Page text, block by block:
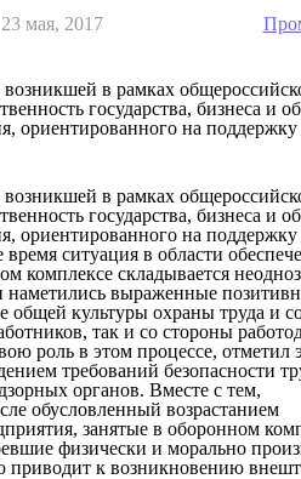
23 мая, 2017
в рамках
государства, бизнеса и
ориентированного на
в рамках
государства, бизнеса и
ориентированного на поддержку
ситуация в области
комплексе складывается
наметились выраженные
культуры охраны труда и
так и со стороны
роль в этом процессе, отметил
требований безопасности
органов. Вместе с тем,
обусловленный возрастанием
занятые в оборонном
физически и морально
приводит к возникновению